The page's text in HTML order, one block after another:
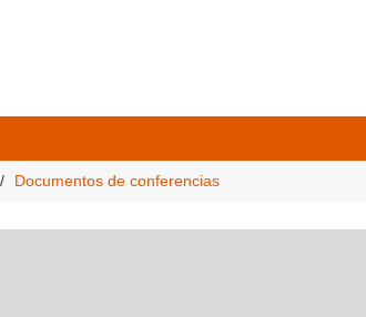
Documentos de conferencias